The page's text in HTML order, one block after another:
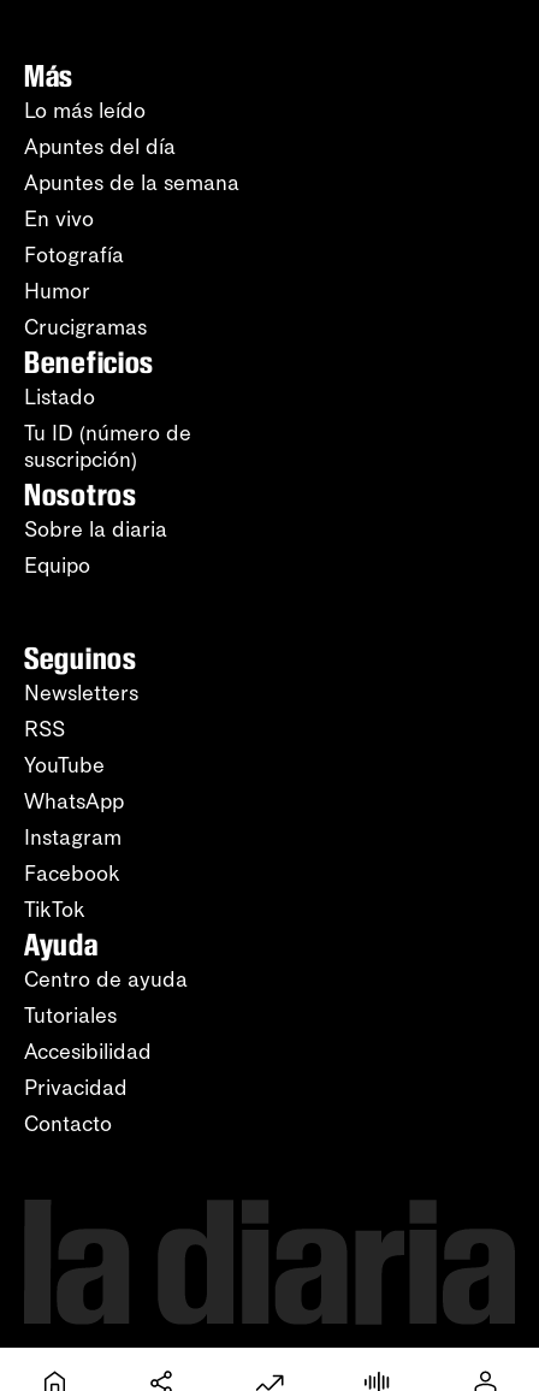
Más
Lo más leído
Apuntes del día
Apuntes de la semana
En vivo
Fotografía
Humor
Crucigramas
Beneficios
Listado
Tu ID (número de
suscripción)
Nosotros
Sobre la diaria
Equipo
Seguinos
Newsletters
RSS
YouTube
WhatsApp
Instagram
Facebook
TikTok
Ayuda
Centro de ayuda
Tutoriales
Accesibilidad
Privacidad
Contacto